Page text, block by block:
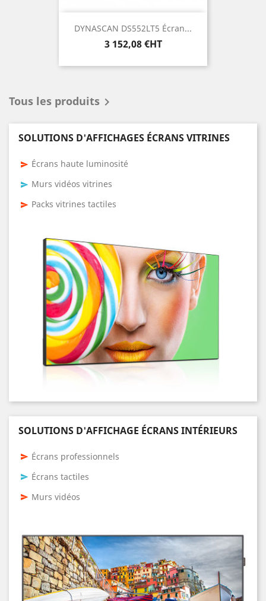
DYNASCAN DS552LT5 Écran...
Prix
3 152,08 €HT
Tous les produits 
SOLUTIONS D'AFFICHAGES ÉCRANS VITRINES
send Écrans haute luminosité
send Murs vidéos vitrines
send Packs vitrines tactiles
SOLUTIONS D'AFFICHAGE ÉCRANS INTÉRIEURS
send Écrans professionnels
send Écrans tactiles
send Murs vidéos